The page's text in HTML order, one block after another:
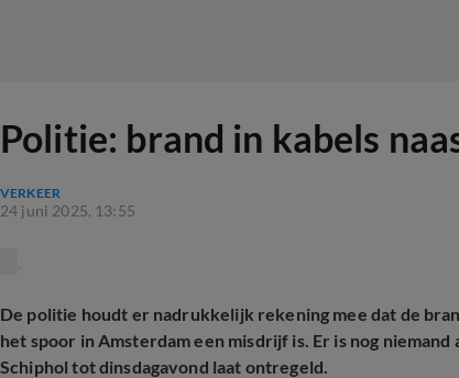
Politie: brand in kabels
VERKEER
24 juni 2025, 13:55
De politie houdt er nadrukkelijk rekening mee dat de
het spoor in Amsterdam een misdrijf is. Er is nog
Schiphol tot dinsdagavond laat ontregeld.